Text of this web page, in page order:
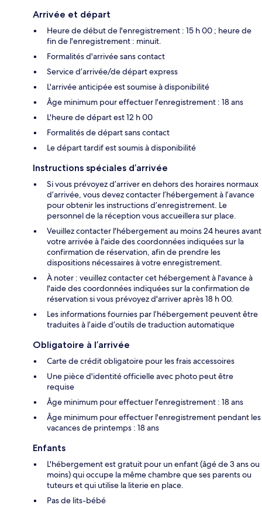
Arrivée et départ
Heure de début de l'enregistrement : 15 h 00 ; heure de
fin de l'enregistrement : minuit.
Formalités d'arrivée sans contact
Service d’arrivée/de départ express
L'arrivée anticipée est soumise à disponibilité
Âge minimum pour effectuer l'enregistrement : 18 ans
L'heure de départ est 12 h 00
Formalités de départ sans contact
Le départ tardif est soumis à disponibilité
Instructions spéciales d’arrivée
Si vous prévoyez d’arriver en dehors des horaires normaux
d’arrivée, vous devez contacter l’hébergement à l’avance
pour obtenir les instructions d’enregistrement. Le
personnel de la réception vous accueillera sur place.
Veuillez contacter l'hébergement au moins 24 heures avant
votre arrivée à l'aide des coordonnées indiquées sur la
confirmation de réservation, afin de prendre les
dispositions nécessaires à votre enregistrement.
À noter : veuillez contacter cet hébergement à l'avance à
l'aide des coordonnées indiquées sur la confirmation de
réservation si vous prévoyez d'arriver après 18 h 00.
Les informations fournies par l’hébergement peuvent être
traduites à l’aide d’outils de traduction automatique
Obligatoire à l’arrivée
Carte de crédit obligatoire pour les frais accessoires
Une pièce d'identité officielle avec photo peut être
requise
Âge minimum pour effectuer l'enregistrement : 18 ans
Âge minimum pour effectuer l'enregistrement pendant les
vacances de printemps : 18 ans
Enfants
L'hébergement est gratuit pour un enfant (âgé de 3 ans ou
moins) qui occupe la même chambre que ses parents ou
tuteurs et qui utilise la literie en place.
Pas de lits-bébé